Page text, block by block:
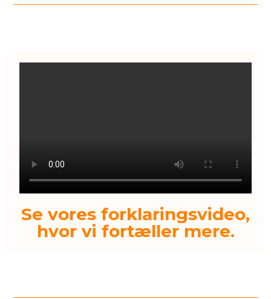
Se vores forklaringsvideo,
hvor vi fortæller mere.